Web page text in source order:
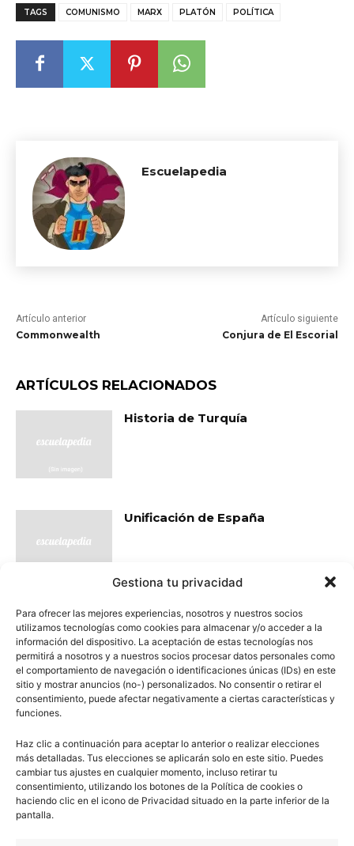
Gestiona tu privacidad
Para ofrecer las mejores experiencias, nosotros y nuestros socios
utilizamos tecnologías como cookies para almacenar y/o acceder a la
información del dispositivo. La aceptación de estas tecnologías nos
permitirá a nosotros y a nuestros socios procesar datos personales como
el comportamiento de navegación o identificaciones únicas (IDs) en este
sitio y mostrar anuncios (no-) personalizados. No consentir o retirar el
consentimiento, puede afectar negativamente a ciertas características y
funciones.
Haz clic a continuación para aceptar lo anterior o realizar elecciones
más detalladas. Tus elecciones se aplicarán solo en este sitio. Puedes
cambiar tus ajustes en cualquier momento, incluso retirar tu
consentimiento, utilizando los botones de la Política de cookies o
haciendo clic en el icono de Privacidad situado en la parte inferior de la
pantalla.
TAGS COMUNISMO MARX PLATÓN POLÍTICA
Escuelapedia
Artículo anterior
Commonwealth
Artículo siguiente
Conjura de El Escorial
ARTÍCULOS RELACIONADOS
Historia de Turquía
Unificación de España
Vincent Van Gogh y su arte pos-
impresionista
- Publicidad -